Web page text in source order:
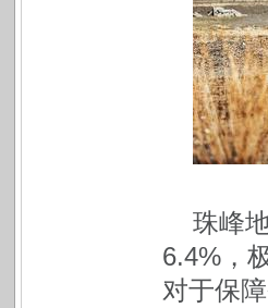
珠峰
6.4%，
对于保